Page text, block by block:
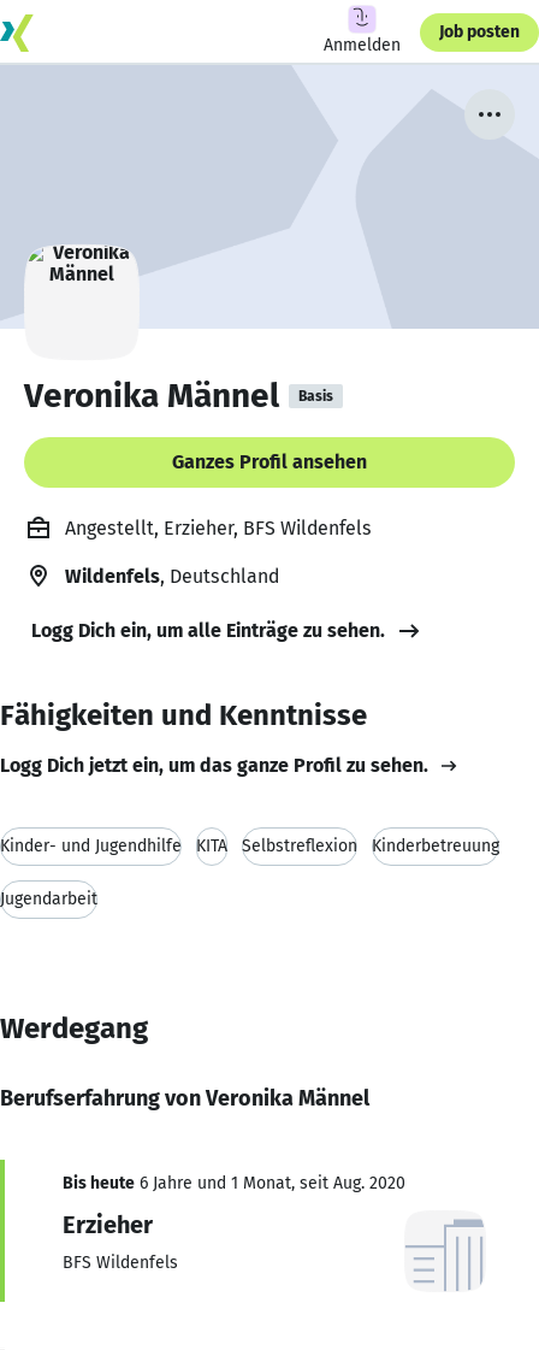
Anmelden
Job posten
Veronika Männel Basis
Ganzes Profil ansehen
Angestellt, Erzieher, BFS Wildenfels
Wildenfels, Deutschland
Logg Dich ein, um alle Einträge zu sehen.
Fähigkeiten und Kenntnisse
Logg Dich jetzt ein, um das ganze Profil zu sehen.
Kinder- und Jugendhilfe KITA Selbstreflexion Kinderbetreuung
Jugendarbeit
Werdegang
Berufserfahrung von Veronika Männel
Bis heute 6 Jahre und 1 Monat, seit Aug. 2020
Erzieher
BFS Wildenfels